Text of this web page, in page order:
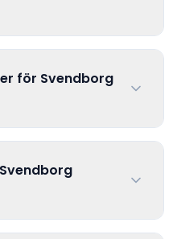
för Svendborg